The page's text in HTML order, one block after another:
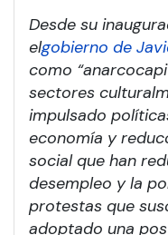
Desde su
elgobierno de
como
sectores
impulsado
economía y
social que han
desempleo y la
protestas que
adoptado una